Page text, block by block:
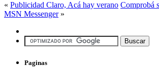
« Publicidad Claro, Acá hay verano Comprobá
MSN Messenger»
Paginas